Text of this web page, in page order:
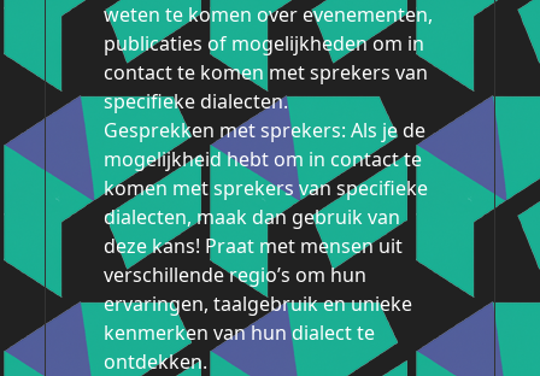
weten te komen over evenementen,
publicaties of mogelijkheden om in
contact te komen met sprekers van
specifieke dialecten.
Gesprekken met sprekers: Als je de
mogelijkheid hebt om in contact te
komen met sprekers van specifieke
dialecten, maak dan gebruik van
deze kans! Praat met mensen uit
verschillende regio’s om hun
ervaringen, taalgebruik en unieke
kenmerken van hun dialect te
ontdekken.